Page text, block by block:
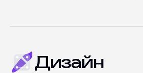
Дизайн